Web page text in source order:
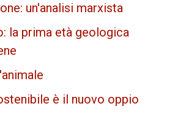
un'analisi marxista
la prima età geologica
è il nuovo oppio